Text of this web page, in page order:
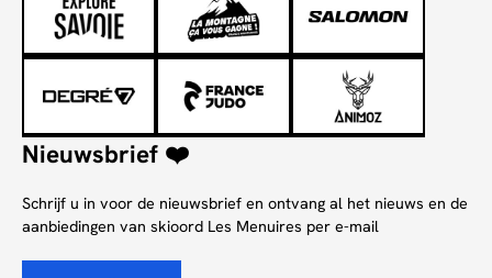
Nieuwsbrief ❤️
Schrijf u in voor de nieuwsbrief en ontvang al het nieuws en de
aanbiedingen van skioord Les Menuires per e-mail